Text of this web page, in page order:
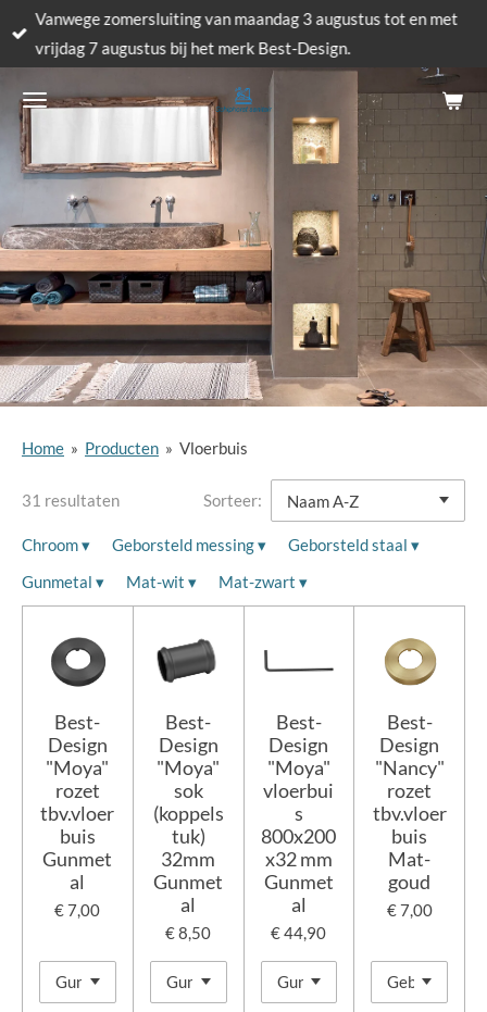
Ga
direct
de
hoofdinhoud
Vanwege zomersluiting van maandag 3 augustus tot en met
vrijdag 7 augustus bij het merk Best-Design.
Home » Producten » Vloerbuis
31 resultaten Sorteer:
Chroom▾ Geborsteld messing▾ Geborsteld staal ▾
Gunmetal ▾ Mat-wit ▾ Mat-zwart ▾
Best-
Design
"Moya"
rozet
tbv.vloer
buis
Gunmet
al
€ 7,00
Best-
Design
"Moya"
sok
(koppels
tuk)
32mm
Gunmet
al
€ 8,50
Best-
Design
"Moya"
vloerbui
s
800x200
x32 mm
Gunmet
al
€ 44,90
Best-
Design
"Nancy"
rozet
tbv.vloer
buis
Mat-
goud
€ 7,00